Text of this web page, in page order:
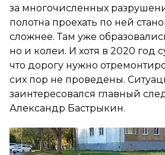
за многочисленных
полотна проехать по ней
сложнее. Там уже
но и колеи. И хотя в 2020 год
что дорогу нужно
сих пор не проведены.
заинтересовался главный
Александр Бастрыкин.